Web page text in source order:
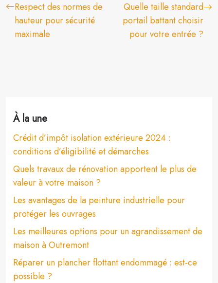
Respect des normes de
hauteur pour sécurité
maximale
Quelle taille standard
portail battant choisir
pour votre entrée ?
À la une
Crédit d’impôt isolation extérieure 2024 :
conditions d’éligibilité et démarches
Quels travaux de rénovation apportent le plus de
valeur à votre maison ?
Les avantages de la peinture industrielle pour
protéger les ouvrages
Les meilleures options pour un agrandissement de
maison à Outremont
Réparer un plancher flottant endommagé : est-ce
possible ?